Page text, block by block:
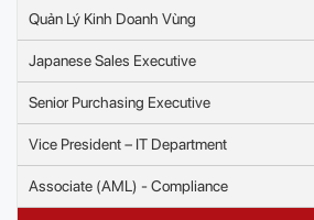
Quản Lý Kinh Doanh Vùng
Japanese Sales Executive
Senior Purchasing Executive
Vice President – IT Department
Associate (AML) - Compliance